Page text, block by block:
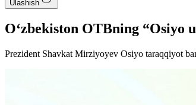
Ulashish
O‘zbekiston OTBning “Osiyo
Prezident Shavkat Mirziyoyev Osiyo taraqqiyot